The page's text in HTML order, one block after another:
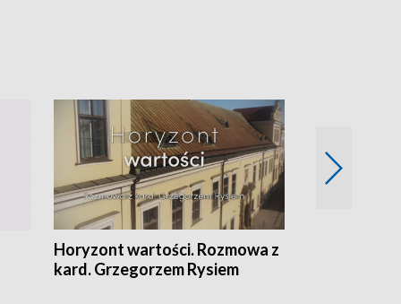
Horyzont wartości. Rozmowa z
kard. Grzegorzem Rysiem